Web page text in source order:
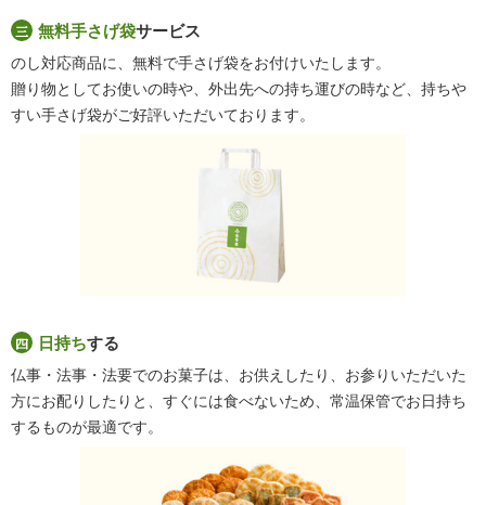
無料手さげ袋サービス
のし対応商品に、無料で手さげ袋をお付けいたします。
贈り物としてお使いの時や、外出先への持ち運びの時など、持ちや
すい手さげ袋がご好評いただいております。
日持ちする
仏事・法事・法要でのお菓子は、お供えしたり、お参りいただいた
方にお配りしたりと、すぐには食べないため、常温保管でお日持ち
するものが最適です。